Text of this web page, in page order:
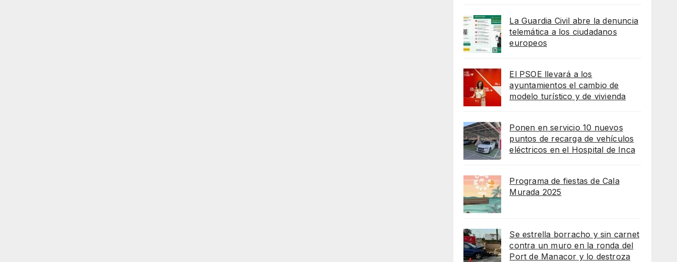
La Guardia Civil abre la denuncia
telemática a los ciudadanos
europeos
El PSOE llevará a los
ayuntamientos el cambio de
modelo turístico y de vivienda
Ponen en servicio 10 nuevos
puntos de recarga de vehículos
eléctricos en el Hospital de Inca
Programa de fiestas de Cala
Murada 2025
Se estrella borracho y sin carnet
contra un muro en la ronda del
Port de Manacor y lo destroza